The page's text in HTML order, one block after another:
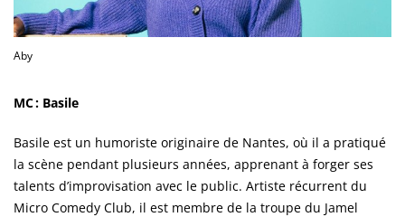
Aby
MC : Basile
Basile est un humoriste originaire de Nantes, où il a pratiqué
la scène pendant plusieurs années, apprenant à forger ses
talents d’improvisation avec le public. Artiste récurrent du
Micro Comedy Club, il est membre de la troupe du Jamel